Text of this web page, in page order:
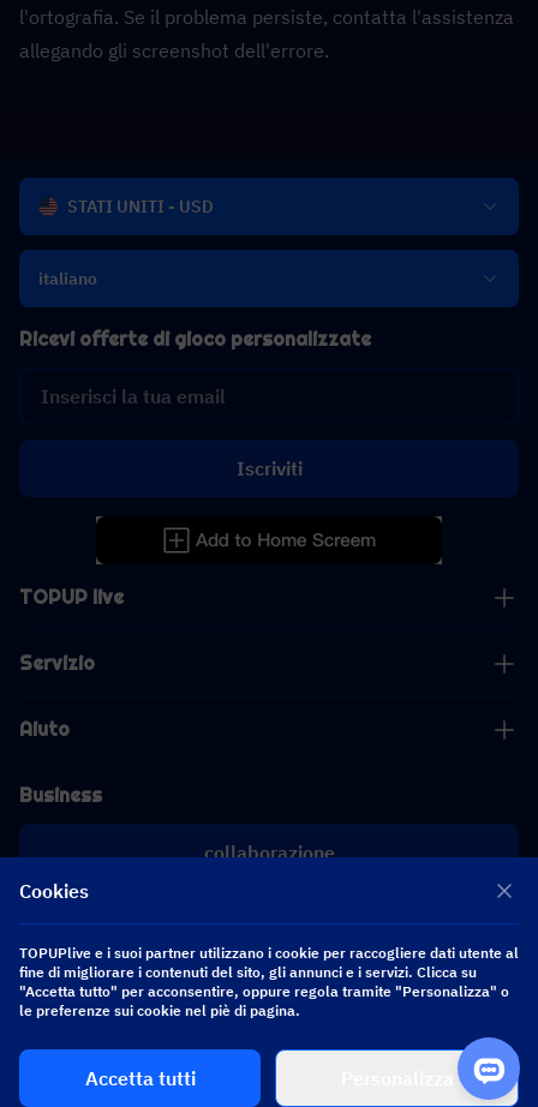
l'ortografia. Se il problema persiste, contatta l'assistenza
allegando gli screenshot dell'errore.
STATI UNITI - USD
italiano
TOPUP live
Servizio
Aiuto
Business
collaborazione
[email protected]
Ricevi offerte di gioco personalizzate
Iscriviti
Seguici
Copyright 2026 SEA WHALE TECHNOLOGY PTE.LTD. All Rights Reserved.
Cookies
TOPUPlive e i suoi partner utilizzano i cookie per raccogliere dati utente al
fine di migliorare i contenuti del sito, gli annunci e i servizi. Clicca su
"Accetta tutto" per acconsentire, oppure regola tramite "Personalizza" o
le preferenze sui cookie nel piè di pagina.
Accetta tutti